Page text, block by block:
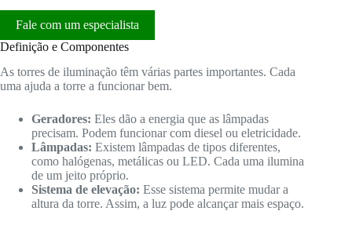
Fale com um especialista
Definição e Componentes
As torres de iluminação têm várias partes importantes. Cada
uma ajuda a torre a funcionar bem.
Geradores: Eles dão a energia que as lâmpadas
precisam. Podem funcionar com diesel ou eletricidade.
Lâmpadas: Existem lâmpadas de tipos diferentes,
como halógenas, metálicas ou LED. Cada uma ilumina
de um jeito próprio.
Sistema de elevação: Esse sistema permite mudar a
altura da torre. Assim, a luz pode alcançar mais espaço.